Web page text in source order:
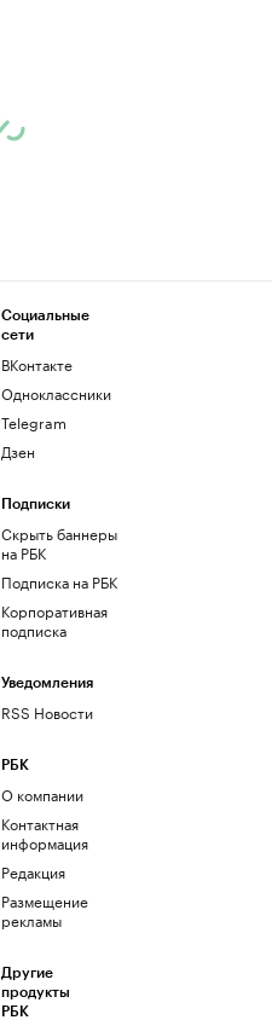
Социальные
сети
ВКонтакте
Одноклассники
Telegram
Дзен
Подписки
Скрыть баннеры
на РБК
Подписка на РБК
Корпоративная
подписка
Уведомления
RSS Новости
РБК
О компании
Контактная
информация
Редакция
Размещение
рекламы
Другие
продукты
РБК